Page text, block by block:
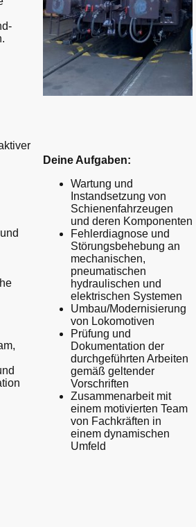
Deine Aufgaben:
Wartung und
Instandsetzung von
Schienenfahrzeugen
und deren Komponenten
Fehlerdiagnose und
Störungsbehebung an
mechanischen,
pneumatischen
hydraulischen und
elektrischen Systemen
Umbau/Modernisierung
von Lokomotiven
Prüfung und
Dokumentation der
durchgeführten Arbeiten
gemäß geltender
Vorschriften
Zusammenarbeit mit
einem motivierten Team
von Fachkräften in
einem dynamischen
Umfeld